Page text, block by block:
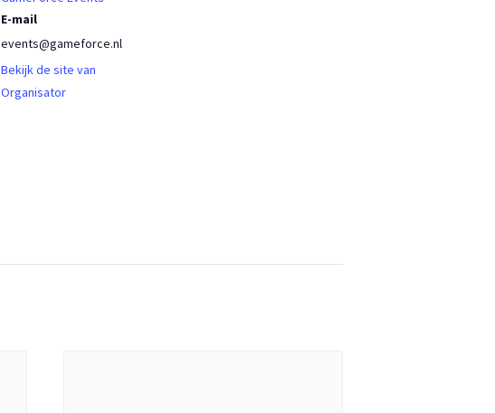
E-mail
events@gameforce.nl
Bekijk de site van
Organisator